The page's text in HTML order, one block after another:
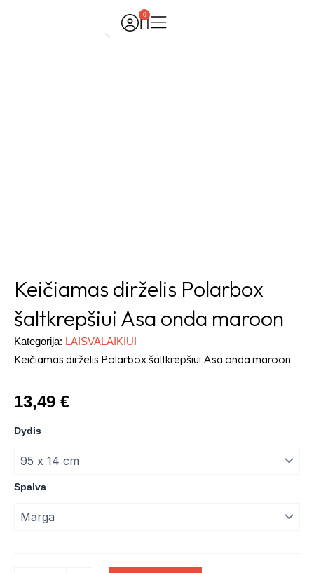
0
Cart
Keičiamas dirželis Polarbox
šaltkrepšiui Asa onda maroon
Kategorija: LAISVALAIKIUI
Keičiamas dirželis Polarbox šaltkrepšiui Asa onda maroon
13,49 €
Dydis
Spalva
Keičiamas
dirželis
šaltkrepšiui
Asa
onda
quantity